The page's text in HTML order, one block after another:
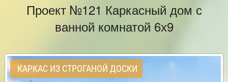
Проект №121 Каркасный дом с
ванной комнатой 6х9
КАРКАС ИЗ СТРОГАНОЙ ДОСКИ